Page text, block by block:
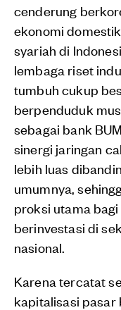
cenderung
ekonomi
syariah di
lembaga riset
tumbuh cukup
berpenduduk
sebagai bank
sinergi jaringan
lebih luas
umumnya,
proksi utama
berinvestasi di
nasional.
Karena tercatat
kapitalisasi pasar